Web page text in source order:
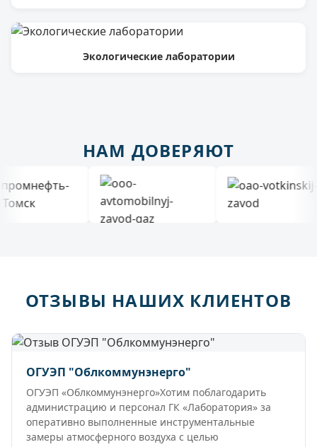
Экологические лаборатории
НАМ ДОВЕРЯЮТ
ОТЗЫВЫ НАШИХ КЛИЕНТОВ
ОГУЭП "Облкоммунэнерго"
ОГУЭП «Облкоммунэнерго»Хотим поблагодарить
администрацию и персонал ГК «Лаборатория» за
оперативно выполненные инструментальные
замеры атмосферного воздуха с целью